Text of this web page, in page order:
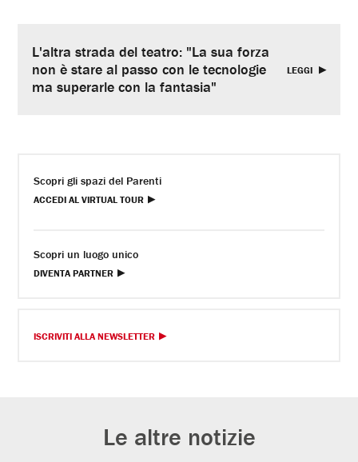
L'altra strada del teatro: "La sua forza
non è stare al passo con le tecnologie
ma superarle con la fantasia"
LEGGI
Scopri gli spazi del Parenti
ACCEDI AL VIRTUAL TOUR
Scopri un luogo unico
DIVENTA PARTNER
ISCRIVITI ALLA NEWSLETTER
Le altre notizie